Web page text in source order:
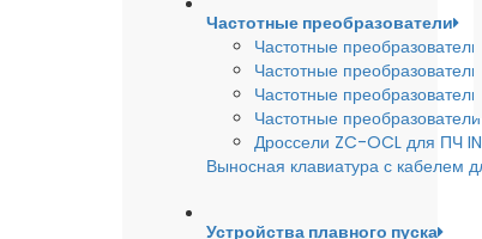
Частотные преобразователи
Частотные
Частотные преобразователи
Частотные
Частотные
Дроссели ZC-OCL для ПЧ
Выносная клавиатура с кабелем
Устройства плавного пуска